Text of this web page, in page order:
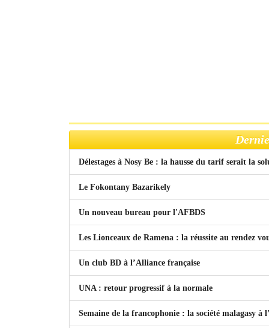
Délestages à Nosy Be : la hausse du tarif serait la
Le Fokontany Bazarikely
Un nouveau bureau pour l'AFBDS
Les Lionceaux de Ramena : la réussite au rendez
Un club BD à l’Alliance française
UNA : retour progressif à la normale
Semaine de la francophonie : la société malagasy à